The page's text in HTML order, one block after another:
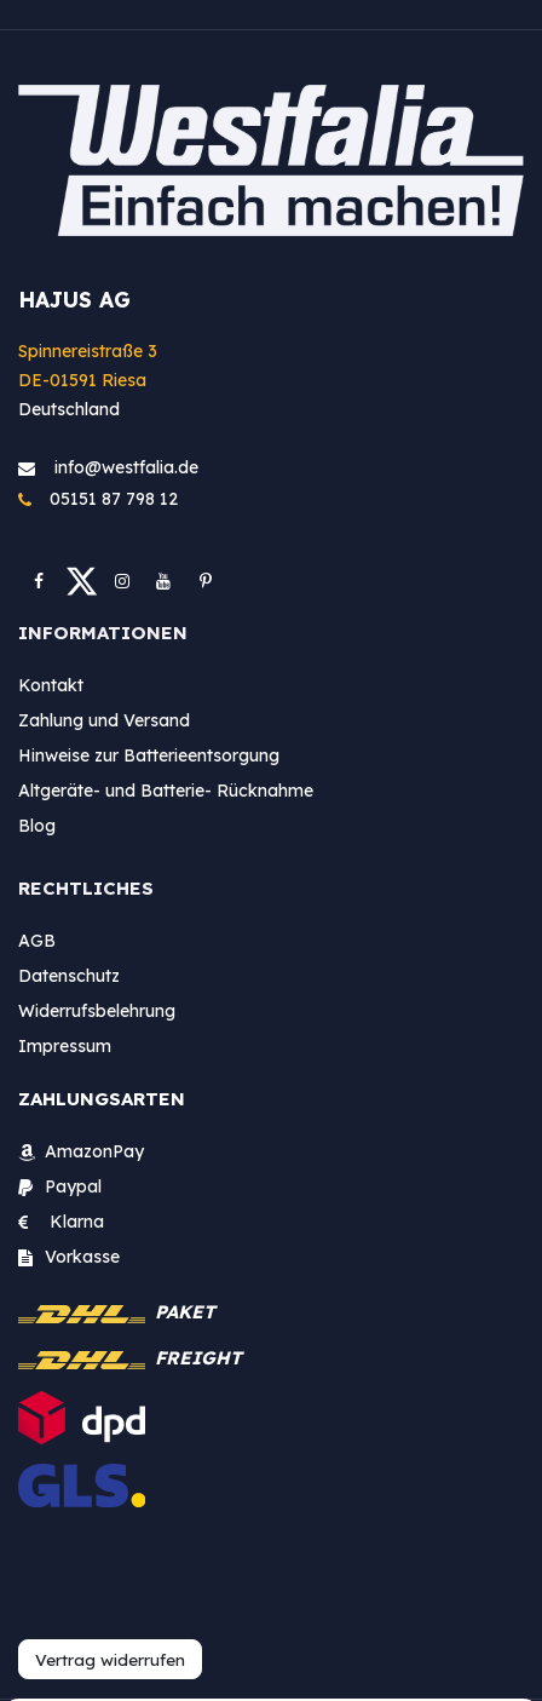
HAJUS AG
Spinnereistraße 3
DE-01591 Riesa
Deutschland
info@westfa​lia.de
05151 87 798 12
INFORMATIONEN
Kontakt
Zahlung und Versand
Hinweise zur Batterieentsorgung
Altgeräte- und Batterie- Rücknahme
Blog
RECHTLICHES
AGB
Datenschutz
Widerrufsbelehrung
Impressum
ZAHLUNGSARTEN
AmazonPay
Paypal
Klarna
Vorkasse
PAKET
FREIGHT
Vertrag widerrufen